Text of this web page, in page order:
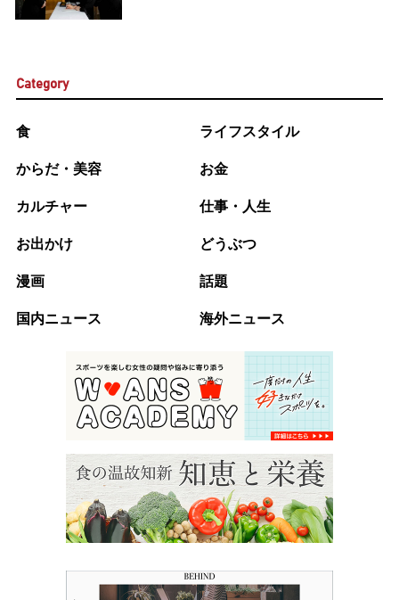
Category
食 ライフスタイル
からだ・美容 お金
カルチャー 仕事・人生
お出かけ どうぶつ
漫画 話題
国内ニュース 海外ニュース